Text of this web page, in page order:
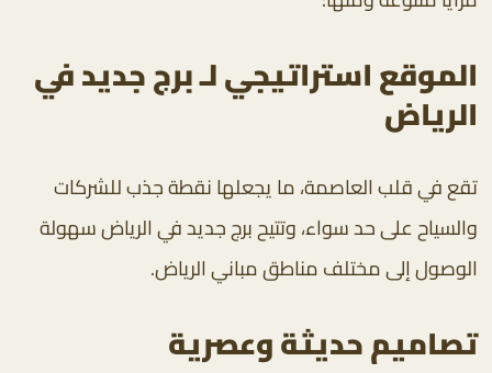
الموقع استراتيجي لـ برج جديد في
الرياض
تقع في قلب العاصمة، ما يجعلها نقطة جذب للشركات
والسياح على حد سواء، وتتيح برج جديد في الرياض سهولة
الوصول إلى مختلف مناطق مباني الرياض.
تصاميم حديثة وعصرية